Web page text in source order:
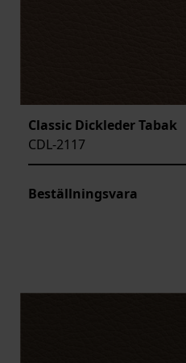
Classic Dickleder Tabak
CDL-2117
Beställningsvara